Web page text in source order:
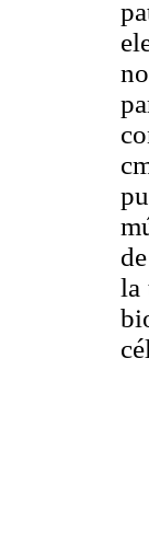
la